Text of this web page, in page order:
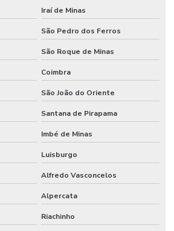
Iraí de Minas
São Pedro dos Ferros
São Roque de Minas
Coimbra
São João do Oriente
Santana de Pirapama
Imbé de Minas
Luisburgo
Alfredo Vasconcelos
Alpercata
Riachinho